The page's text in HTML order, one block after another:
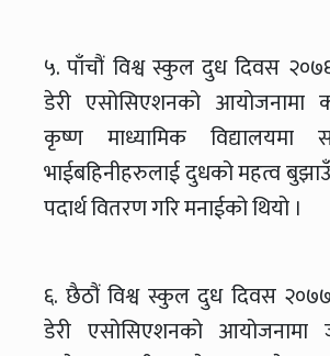
५. पाँचौं विश्व स्कुल दुध दिवस
डेरी एसोसिएशनको आयोजनामा
कृष्ण माध्यामिक विद्यालयमा
भाईबहिनीहरुलाई दुधको महत्व
पदार्थ वितरण गरि मनाईको थियो ।
६. छैठौं विश्व स्कुल दुध दिवस
डेरी एसोसिएशनको आयोजनामा